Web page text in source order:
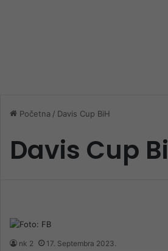
Početna / Davis Cup BiH
Davis Cup
nk 2 17. Septembra 2023.